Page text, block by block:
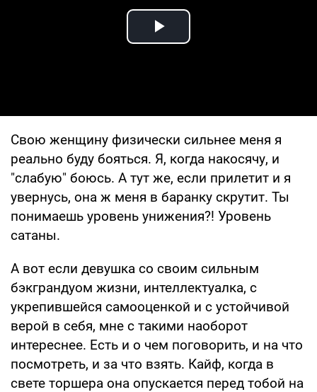
Play Video
Свою женщину физически сильнее меня я
реально буду бояться. Я, когда накосячу, и
"слабую" боюсь. А тут же, если прилетит и я
увернусь, она ж меня в баранку скрутит. Ты
понимаешь уровень унижения?! Уровень
сатаны.
А вот если девушка со своим сильным
бэкграндуом жизни, интеллектуалка, с
укрепившейся самооценкой и с устойчивой
верой в себя, мне с такими наоборот
интереснее. Есть и о чем поговорить, и на что
посмотреть, и за что взять. Кайф, когда в
свете торшера она опускается перед тобой на